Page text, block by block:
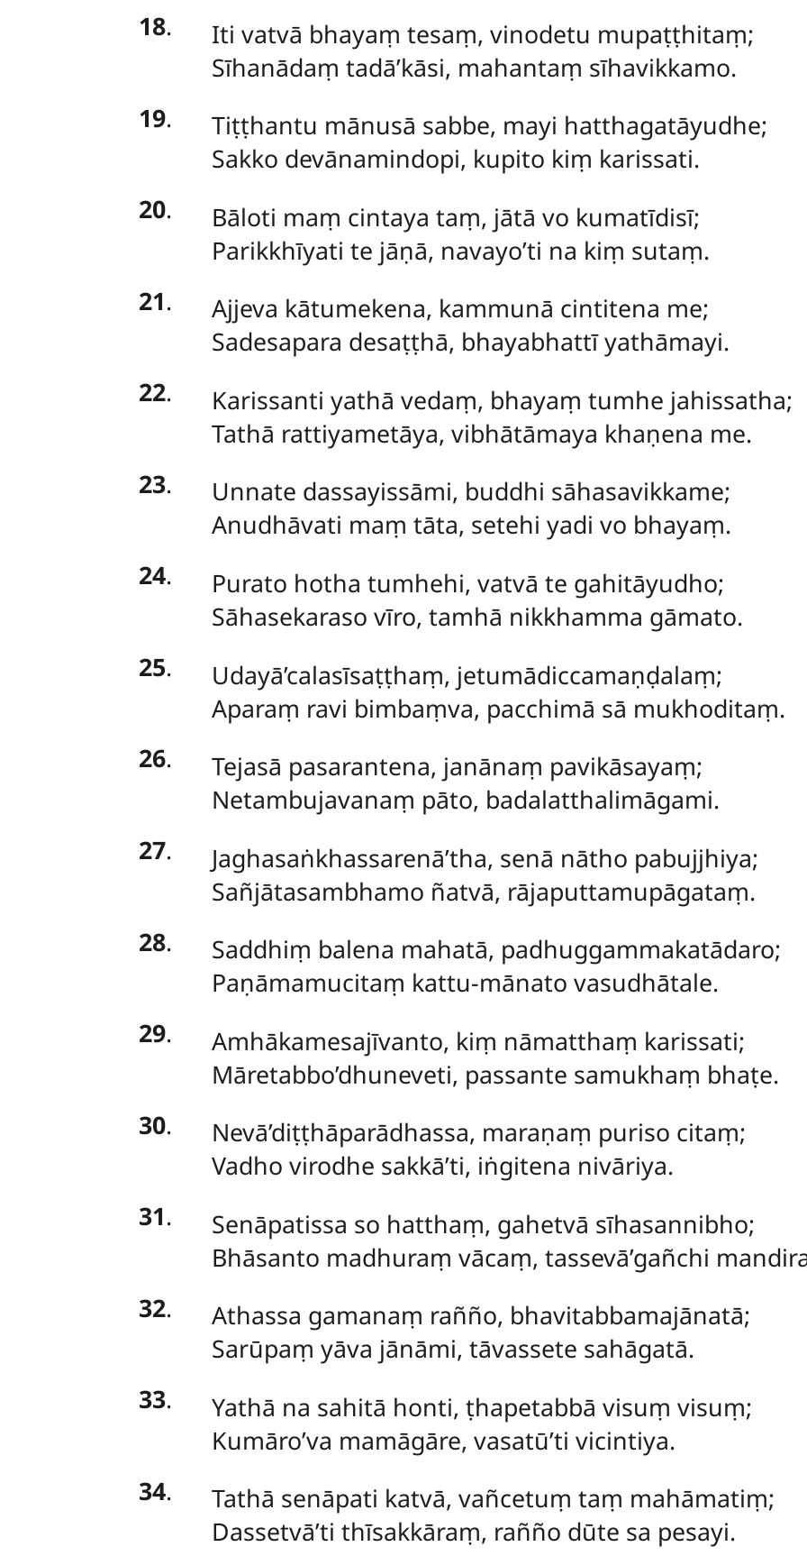
18.
Iti vatvā bhayaṃ tesaṃ, vinodetu mupaṭṭhitaṃ;
Sīhanādaṃ tadā’kāsi, mahantaṃ sīhavikkamo.
19.
Tiṭṭhantu mānusā sabbe, mayi hatthagatāyudhe;
Sakko devānamindopi, kupito kiṃ karissati.
20.
Bāloti maṃ cintaya taṃ, jātā vo kumatīdisī;
Parikkhīyati te jāṇā, navayo’ti na kiṃ sutaṃ.
21.
Ajjeva kātumekena, kammunā cintitena me;
Sadesapara desaṭṭhā, bhayabhattī yathāmayi.
22.
Karissanti yathā vedaṃ, bhayaṃ tumhe jahissatha;
Tathā rattiyametāya, vibhātāmaya khaṇena me.
23.
Unnate dassayissāmi, buddhi sāhasavikkame;
Anudhāvati maṃ tāta, setehi yadi vo bhayaṃ.
24.
Purato hotha tumhehi, vatvā te gahitāyudho;
Sāhasekaraso vīro, tamhā nikkhamma gāmato.
25.
Udayā’calasīsaṭṭhaṃ, jetumādiccamaṇḍalaṃ;
Aparaṃ ravi bimbaṃva, pacchimā sā mukhoditaṃ.
26.
Tejasā pasarantena, janānaṃ pavikāsayaṃ;
Netambujavanaṃ pāto, badalatthalimāgami.
27.
Jaghasaṅkhassarenā’tha, senā nātho pabujjhiya;
Sañjātasambhamo ñatvā, rājaputtamupāgataṃ.
28. Saddhiṃ balena mahatā, padhuggammakatādaro;
Paṇāmamucitaṃ kattu-mānato vasudhātale.
29.
Amhākamesajīvanto, kiṃ nāmatthaṃ karissati;
Māretabbo’dhuneveti, passante samukhaṃ bhaṭe.
30.
Nevā’diṭṭhāparādhassa, maraṇaṃ puriso citaṃ;
Vadho virodhe sakkā’ti, iṅgitena nivāriya.
31.
Senāpatissa so hatthaṃ, gahetvā sīhasannibho;
Bhāsanto madhuraṃ vācaṃ, tassevā’gañchi
32.
Athassa gamanaṃ rañño, bhavitabbamajānatā;
Sarūpaṃ yāva jānāmi, tāvassete sahāgatā.
33.
Yathā na sahitā honti, ṭhapetabbā visuṃ visuṃ;
Kumāro’va mamāgāre, vasatū’ti vicintiya.
34.
Tathā senāpati katvā, vañcetuṃ taṃ mahāmatiṃ;
Dassetvā’ti thīsakkāraṃ, rañño dūte sa pesayi.